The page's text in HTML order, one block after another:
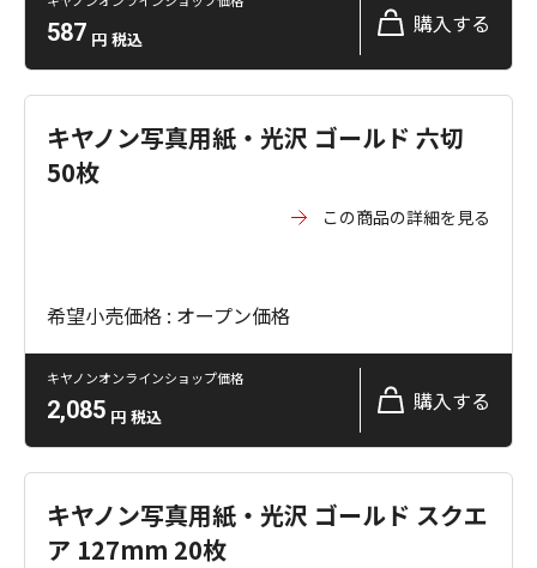
587 円 税込
購入する
キヤノン写真用紙・光沢 ゴールド 六切
50枚
この商品の詳細を見る
希望小売価格 : オープン価格
キヤノンオンラインショップ価格
2,085 円 税込
購入する
キヤノン写真用紙・光沢 ゴールド スクエ
ア 127mm 20枚